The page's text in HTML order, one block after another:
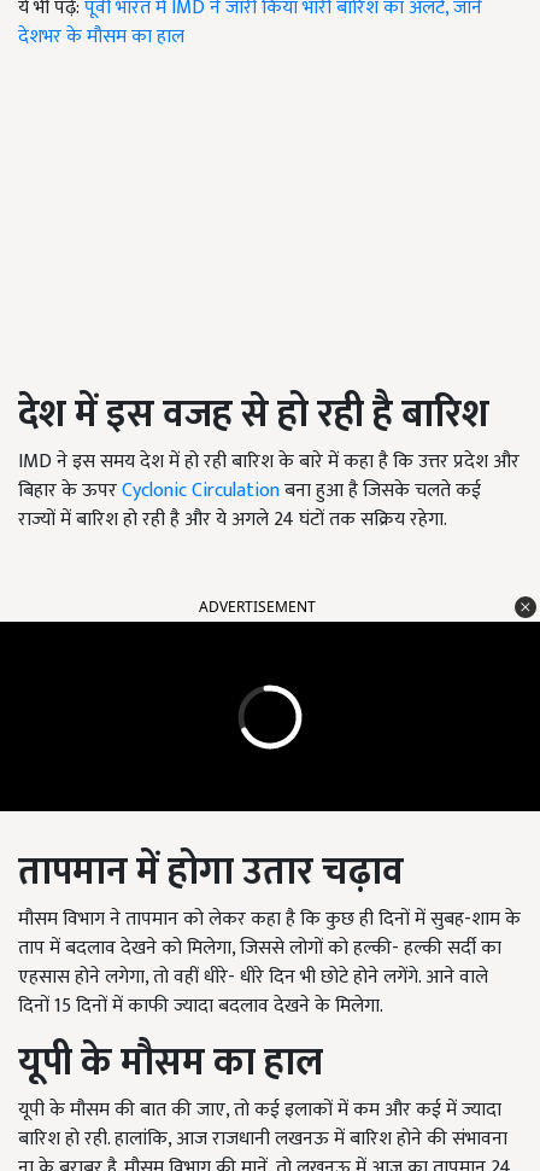
ये भी पढ़ें:पूर्वी भारत में IMD ने जारी किया भारी बारिश का अलर्ट, जानें
देशभर के मौसम का हाल
देश में इस वजह से हो रही है बारिश
IMD ने इस समय देश में हो रही बारिश के बारे में कहा है कि उत्तर प्रदेश और
बिहार के ऊपरCyclonic Circulationबना हुआ है जिसके चलते कई
राज्यों में बारिश हो रही है और ये अगले 24 घंटों तक सक्रिय रहेगा.
ADVERTISEMENT
तापमान में होगा उतार चढ़ाव
मौसम विभाग ने तापमान को लेकर कहा है कि कुछ ही दिनों में सुबह-शाम के
ताप में बदलाव देखने को मिलेगा, जिससे लोगों को हल्की- हल्की सर्दी का
एहसास होने लगेगा, तो वहीं धीरे- धीरे दिन भी छोटे होने लगेंगे. आने वाले
दिनों 15 दिनों में काफी ज्यादा बदलाव देखने के मिलेगा.
यूपी के मौसम का हाल
यूपी के मौसम की बात की जाए, तो कई इलाकों में कम और कई में ज्यादा
बारिश हो रही. हालांकि, आज राजधानी लखनऊ में बारिश होने की संभावना